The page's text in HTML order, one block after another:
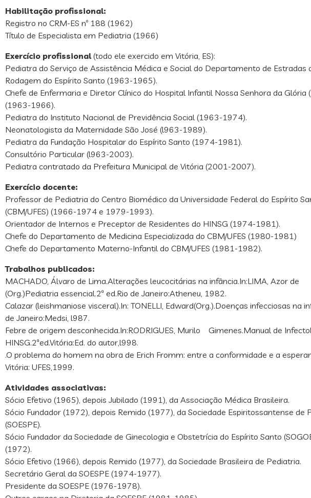
Habilitação profissional:
Registro no CRM-ES nº 188 (1962)
Título de Especialista em Pediatria (1966)
Exercício profissional(todo ele exercido em Vitória, ES):
Pediatra do Serviço de Assistência Médica e Social do Departamento de Estradas
Rodagem do Espírito Santo (1963-1965).
Chefe de Enfermaria e Diretor Clínico do Hospital Infantil Nossa Senhora da Glória
(1963-1966).
Pediatra do Instituto Nacional de Previdência Social (1963-1974).
Neonatologista da Maternidade São José (l963-1989).
Pediatra da Fundação Hospitalar do Espírito Santo (1974-1981).
Consultório Particular (l963-2003).
Pediatra contratado da Prefeitura Municipal de Vitória (2001-2007).
Exercício docente:
Professor de Pediatria do Centro Biomédico da Universidade Federal do Espírito
(CBM/UFES) (1966-1974 e 1979-1993).
Orientador de Internos e Preceptor de Residentes do HINSG (1974-1981).
Chefe do Departamento de Medicina Especializada do CBM/UFES (1980-1981)
Chefe do Departamento Materno-Infantil do CBM/UFES (1981-1982).
Trabalhos publicados:
MACHADO, Álvaro de Lima.Alterações leucocitárias na infância.In:LIMA, Azor de
(Org.)Pediatria essencial.2ª ed.Rio de Janeiro:Atheneu, 1982.
Calazar (leishmaniose visceral).In: TONELLI, Edward(Org.).Doenças infecciosas na
de Janeiro:Medsi, l987.
Febre de origem desconhecida.In:RODRIGUES, Murilo Gimenes.Manual de
HINSG.2ªed.Vitória:Ed. do autor,l998.
.O problema do homem na obra de Erich Fromm: entre a conformidade e a
Vitória: UFES,1999.
Atividades associativas:
Sócio Efetivo (1965), depois Jubilado (1991), da Associação Médica Brasileira.
Sócio Fundador (1972), depois Remido (1977), da Sociedade Espiritossantense de
(SOESPE).
Sócio Fundador da Sociedade de Ginecologia e Obstetrícia do Espírito Santo
(1972).
Sócio Efetivo (1966), depois Remido (1977), da Sociedade Brasileira de Pediatria.
Secretário Geral da SOESPE (1974-1977).
Presidente da SOESPE (1976-1978).